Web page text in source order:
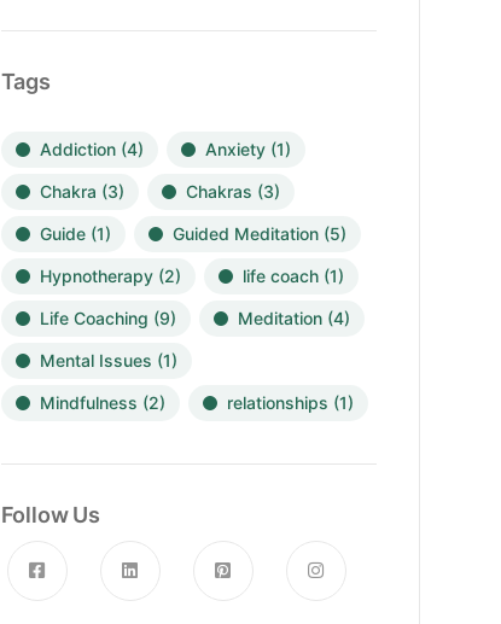
Tags
Addiction(4) Anxiety(1)
Chakra (3) Chakras (3)
Guide(1) Guided Meditation(5)
Hypnotherapy(2) life coach(1)
Life Coaching (9) Meditation(4)
Mental Issues (1)
Mindfulness (2) relationships (1)
Follow Us